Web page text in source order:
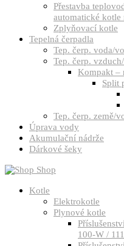
Přestavba
automatické kotle
Zplyňovací kotle
Tepelná čerpadla
Tep. čerp. voda/
Tep. čerp.
Kompakt –
Split
Tep. čerp. země/
Úprava vody
Akumulační nádrže
Dárkové šeky
Shop
Kotle
Elektrokotle
Plynové kotle
100-W /